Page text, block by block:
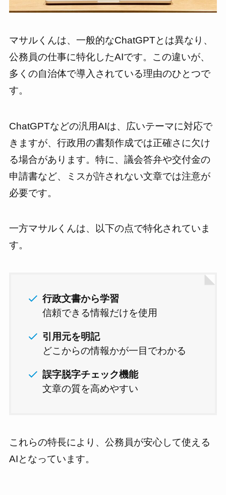
マサルくんは、一般的なChatGPTとは異なり、
公務員の仕事に特化したAIです。この違いが、
多くの自治体で導入されている理由のひとつで
す。
ChatGPTなどの汎用AIは、広いテーマに対応で
きますが、行政用の書類作成では正確さに欠け
る場合があります。特に、議会答弁や交付金の
申請書など、ミスが許されない文章では注意が
必要です。
一方マサルくんは、以下の点で特化されていま
す。
行政文書から学習
信頼できる情報だけを使用
引用元を明記
どこからの情報かが一目でわかる
誤字脱字チェック機能
文章の質を高めやすい
これらの特長により、公務員が安心して使える
AIとなっています。